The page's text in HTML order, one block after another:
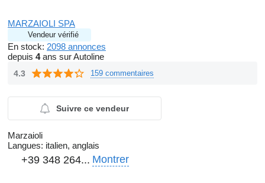
MARZAIOLI SPA
Vendeur vérifié
En stock: 2098 annonces
depuis 4ans sur Autoline
4.3 159 commentaires
Suivre ce vendeur
Marzaioli
Langues: italien, anglais
+39 348 264... Montrer